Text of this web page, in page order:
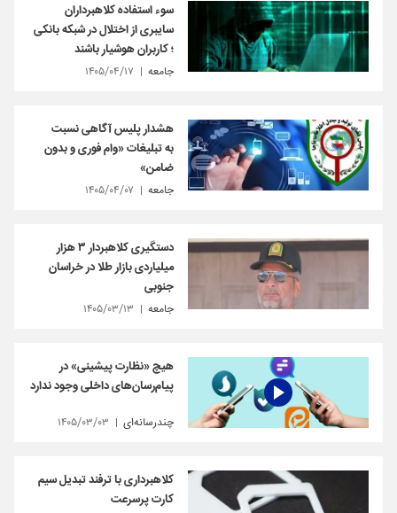
سوء‌ استفاده کلاهبرداران
سایبری از اختلال در شبکه بانکی
؛ کاربران هوشیار باشند
جامعه ۱۴۰۵/۰۴/۱۷
هشدار پلیس آگاهی نسبت
به تبلیغات «وام فوری و بدون
ضامن»
جامعه ۱۴۰۵/۰۴/۰۷
دستگیری کلاهبردار ۳ هزار
میلیاردی بازار طلا در خراسان
جنوبی
جامعه ۱۴۰۵/۰۳/۱۳
هیچ «نظارت پیشینی» در
پیام‌رسان‌های داخلی وجود ندارد
چندرسانه‌ای ۱۴۰۵/۰۳/۰۳
کلاهبرداری با ترفند تبدیل سیم
کارت پرسرعت